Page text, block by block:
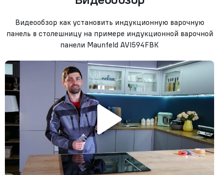
Видеообзор как установить индукционную варочную
панель в столешницу на примере индукционной варочной
панели Maunfeld AVI594FBK